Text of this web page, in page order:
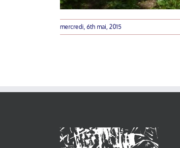
mercredi, 6th mai, 2015